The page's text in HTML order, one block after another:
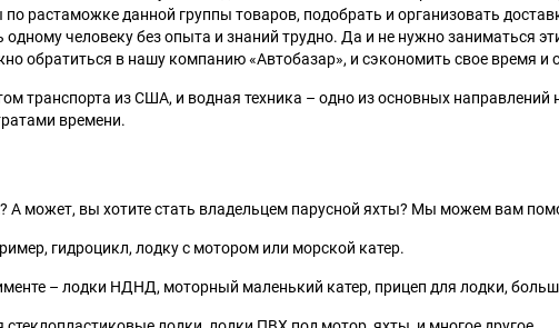
растаможке данной группы товаров, подобрать и организовать
одному человеку без опыта и знаний трудно. Да и не нужно заниматься
обратиться в нашу компанию «Автобазар», и сэкономить свое время и
транспорта из США, и водная техника – одно из основных
времени.
А может, вы хотите стать владельцем парусной яхты? Мы можем вам
гидроцикл, лодку с мотором или морской катер.
– лодки НДНД, моторный маленький катер, прицеп для лодки,